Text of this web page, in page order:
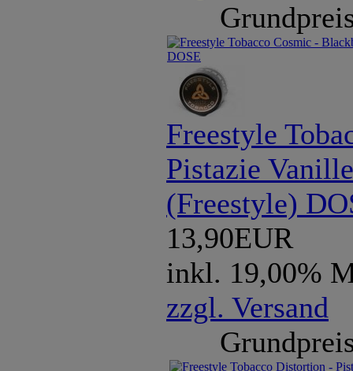
Freestyle
Pistazie
(Freestyle)
13,90EUR
inkl. 19,00%
zzgl. Versand